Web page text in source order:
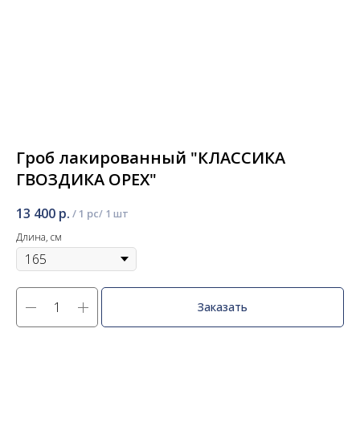
Гроб лакированный "КЛАССИКА
ГВОЗДИКА ОРЕХ"
13 400 р. / 1 pc
Длина, см
Заказать